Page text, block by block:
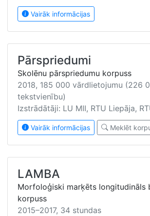
Vairāk informācijas
Pārspriedumi
Skolēnu pārspriedumu korpuss
2018, 185 000 vārdlietojumu (226
tekstvienību)
Izstrādātāji: LU MII, RTU Liepāja,
Vairāk informācijas Meklēt
LAMBA
Morfoloģiski marķēts longitudināls
korpuss
2015–2017, 34 stundas